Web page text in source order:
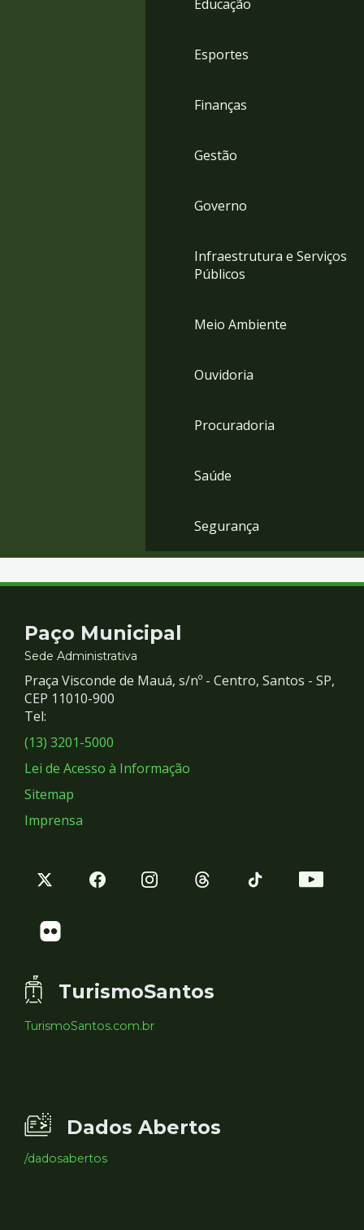
Educação
Esportes
Finanças
Gestão
Governo
Infraestrutura e Serviços
Públicos
Meio Ambiente
Ouvidoria
Procuradoria
Saúde
Segurança
Contato
e
Redes
Sociais
Paço Municipal
Sede Administrativa
Praça Visconde de Mauá, s/nº - Centro, Santos - SP,
CEP 11010-900
Tel:
(13) 3201-5000
Lei de Acesso à Informação
Sitemap
Imprensa
TurismoSantos
TurismoSantos.com.br
Dados Abertos
/dadosabertos